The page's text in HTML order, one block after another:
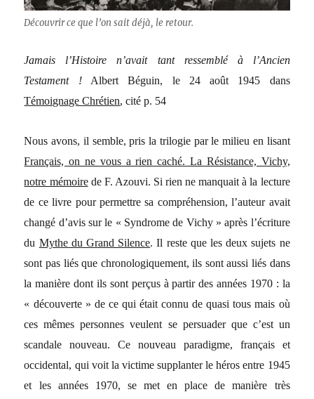
Découvrir ce que l’on sait déjà, le retour.
Jamais l’Histoire n’avait tant ressemblé à l’Ancien
Testament !Albert Béguin, le 24 août 1945 dans
Témoignage Chrétien, cité p. 54
Nous avons, il semble, pris la trilogie par le milieu en lisant
Français, on ne vous a rien caché. La Résistance, Vichy,
notre mémoirede F. Azouvi. Si rien ne manquait à la lecture
de ce livre pour permettre sa compréhension, l’auteur avait
changé d’avis sur le « Syndrome de Vichy » après l’écriture
du Mythe du Grand Silence. Il reste que les deux sujets ne
sont pas liés que chronologiquement, ils sont aussi liés dans
la manière dont ils sont perçus à partir des années 1970 : la
« découverte » de ce qui était connu de quasi tous mais où
ces mêmes personnes veulent se persuader que c’est un
scandale nouveau. Ce nouveau paradigme, français et
occidental, qui voit la victime supplanter le héros entre 1945
et les années 1970, se met en place de manière très